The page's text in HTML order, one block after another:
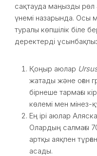
сақтауда маңызды рөл
үнемі назарында. Осы
туралы көпшілік біле
деректерді
Қоңыр аюлар
жатады және оған
бірнеше тармағы
көлемі мен мінез-
Ең ірі аюлар
Олардың салмағы
артқы аяқпен
асады.